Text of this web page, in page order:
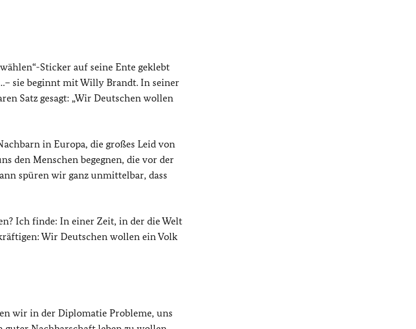
Sticker auf seine Ente geklebt
sie beginnt mit Willy Brandt. In seiner
Satz gesagt: „Wir Deutschen wollen
in Europa, die großes Leid von
den Menschen begegnen, die vor der
spüren wir ganz unmittelbar, dass
Ich finde: In einer Zeit, in der die Welt
Wir Deutschen wollen ein Volk
wir in der Diplomatie Probleme, uns